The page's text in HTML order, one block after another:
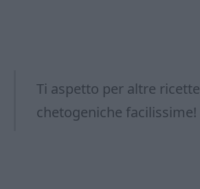
Ti aspetto per altre ricette
chetogeniche facilissime!